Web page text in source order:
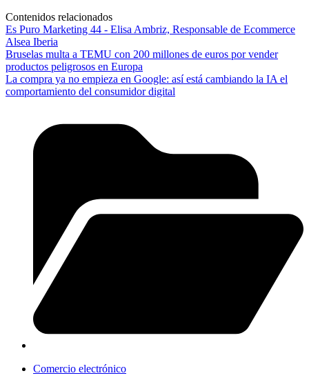
Contenidos relacionados
Es Puro Marketing 44 - Elisa Ambriz, Responsable de Ecommerce
Alsea Iberia
Bruselas multa a TEMU con 200 millones de euros por vender
productos peligrosos en Europa
La compra ya no empieza en Google: así está cambiando la IA el
comportamiento del consumidor digital
Comercio electrónico